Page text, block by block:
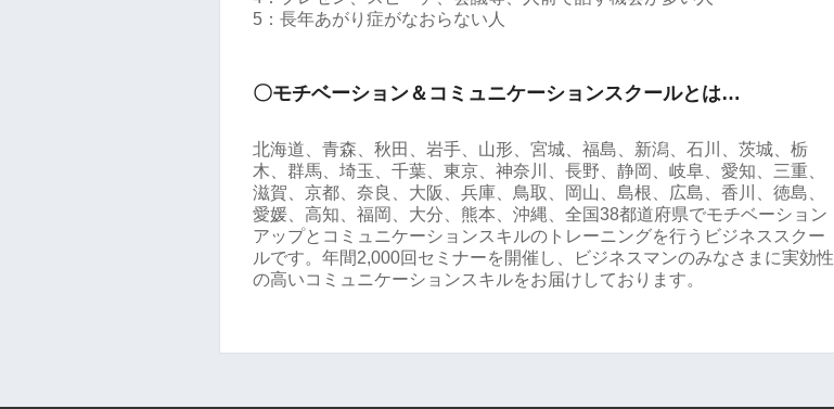
5：長年あがり症がなおらない人
〇モチベーション＆コミュニケーションスクールとは…
北海道、青森、秋田、岩手、山形、宮城、福島、新潟、石川、茨城、栃
木、群馬、埼玉、千葉、東京、神奈川、長野、静岡、岐阜、愛知、三重、
滋賀、京都、奈良、大阪、兵庫、鳥取、岡山、島根、広島、香川、徳島、
愛媛、高知、福岡、大分、熊本、沖縄、全国38都道府県でモチベーション
アップとコミュニケーションスキルのトレーニングを行うビジネススクー
ルです。年間2,000回セミナーを開催し、ビジネスマンのみなさまに実効性
の高いコミュニケーションスキルをお届けしております。